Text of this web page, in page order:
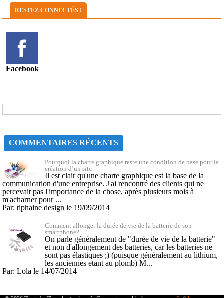
RESTEZ CONNECTÉS !
Facebook
COMMENTAIRES RÉCENTS
Pourquoi la charte graphique reste une condition de base pour la
création d’un site
Il est clair qu'une charte graphique est la base de la
communication d'une entreprise. J'ai rencontré des clients qui ne
percevait pas l'importance de la chose, après plusieurs mois à
m'acharner pour ...
Par: tiphaine design le 19/09/2014
Comment allonger la durée de vie de la batterie de son
smartphone?
On parle généralement de "durée de vie de la batterie"
et non d'allongement des batteries, car les batteries ne
sont pas élastiques ;) (puisque généralement au lithium,
les anciennes etant au plomb) M...
Par: Lola le 14/07/2014